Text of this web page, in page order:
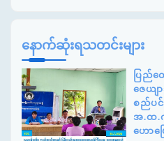
နောက်ဆုံးရသတင်းများ
ပြည်ထ
ဇေယျ
စည်ပင်
အ.ထ.
ဟောပ